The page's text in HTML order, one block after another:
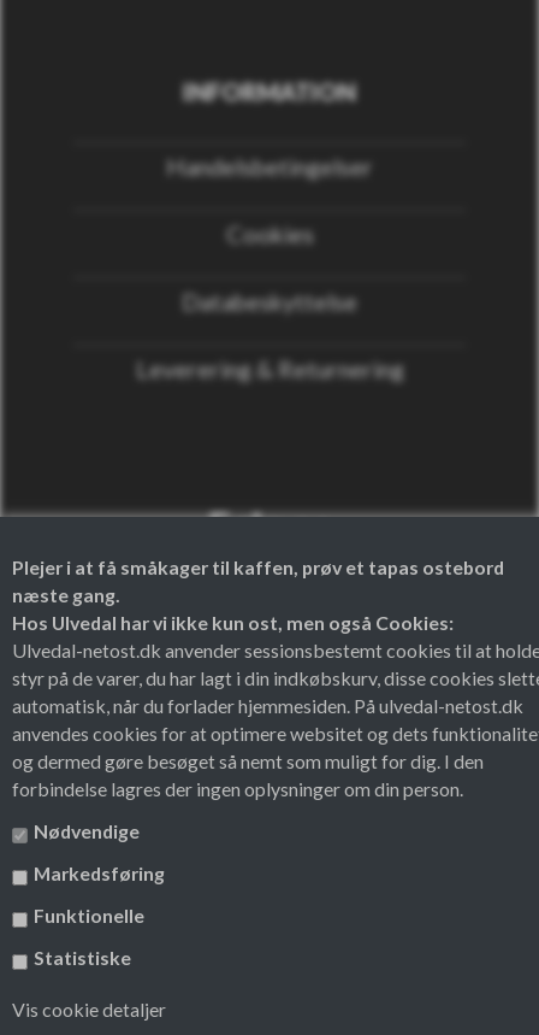
Plejer i at få småkager til kaffen, prøv et tapas ostebord
næste gang.
Hos Ulvedal har vi ikke kun ost, men også Cookies:
Ulvedal-netost.dk anvender sessionsbestemt cookies til at
styr på de varer, du har lagt i din indkøbskurv, disse cookies
automatisk, når du forlader hjemmesiden. På ulvedal-netost.dk
anvendes cookies for at optimere websitet og dets
og dermed gøre besøget så nemt som muligt for dig. I den
forbindelse lagres der ingen oplysninger om din person.
Nødvendige
Markedsføring
Funktionelle
Statistiske
Vis cookie detaljer
INFORMATION
Handelsbetingelser
Cookies
Databeskyttelse
Leverering & Returnering
Følg os